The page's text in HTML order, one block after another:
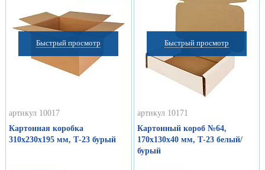
Быстрый просмотр
артикул 10017
Картонная коробка
310х230х195 мм, Т-23 бурый
Быстрый просмотр
артикул 10171
Картонный короб №64,
170х130х40 мм, Т-23 белый/
бурый